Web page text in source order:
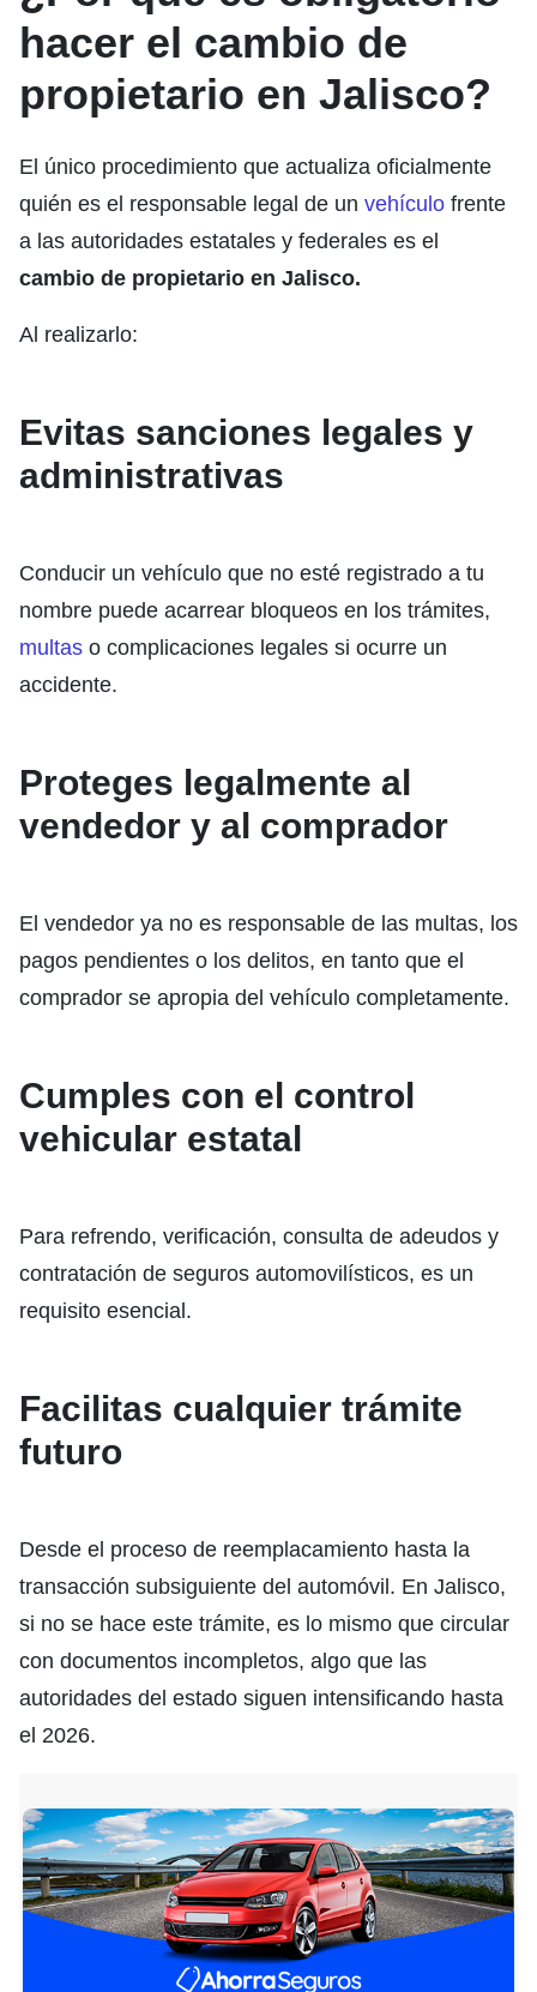
hacer el cambio de
propietario en Jalisco?
El único procedimiento que actualiza oficialmente
quién es el responsable legal de un vehículo frente
a las autoridades estatales y federales es el
cambio de propietario en Jalisco.
Al realizarlo:
Evitas sanciones legales y
administrativas
Conducir un vehículo que no esté registrado a tu
nombre puede acarrear bloqueos en los trámites,
multas o complicaciones legales si ocurre un
accidente.
Proteges legalmente al
vendedor y al comprador
El vendedor ya no es responsable de las multas, los
pagos pendientes o los delitos, en tanto que el
comprador se apropia del vehículo completamente.
Cumples con el control
vehicular estatal
Para refrendo, verificación, consulta de adeudos y
contratación de seguros automovilísticos, es un
requisito esencial.
Facilitas cualquier trámite
futuro
Desde el proceso de reemplacamiento hasta la
transacción subsiguiente del automóvil. En Jalisco,
si no se hace este trámite, es lo mismo que circular
con documentos incompletos, algo que las
autoridades del estado siguen intensificando hasta
el 2026.